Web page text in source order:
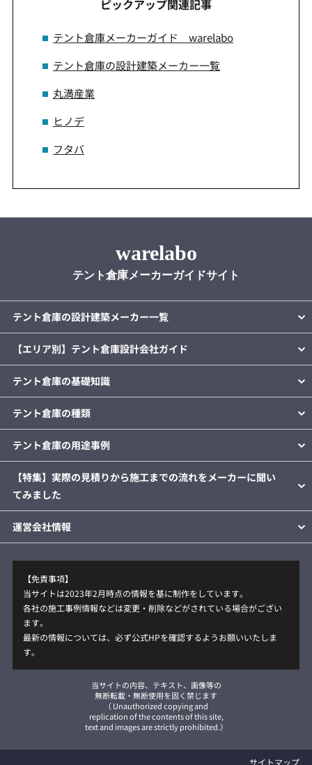
ピックアップ関連記事
テント倉庫メーカーガイド warelabo
テント倉庫の設計建築メーカー一覧
丸満産業
ヒノデ
フタバ
warelabo
テント倉庫メーカーガイドサイト
テント倉庫の設計建築メーカー一覧
【エリア別】テント倉庫設計会社ガイド
テント倉庫の基礎知識
テント倉庫の種類
テント倉庫の用途事例
【特集】実際の見積りから施工までの流れをメーカーに聞い
てみました
運営会社情報
【免責事項】
当サイトは2023年2月時点の情報を基に制作をしています。
各社の施工事例情報などは変更・削除などがされている場合がござい
ます。
最新の情報については、必ず公式HPを確認するようお願いいたしま
す。
当サイトの内容、テキスト、画像等の
無断転載・無断使用を固く禁じます
（ Unauthorized copying and
replication of the contents of this site,
text and images are strictly prohibited.）
サイトマップ